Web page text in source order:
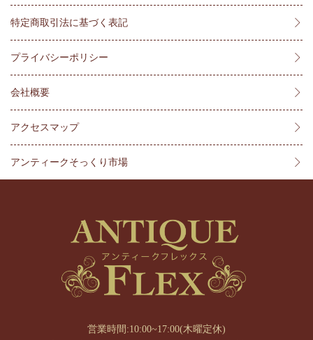
特定商取引法に基づく表記
プライバシーポリシー
会社概要
アクセスマップ
アンティークそっくり市場
営業時間:10:00~17:00(木曜定休)